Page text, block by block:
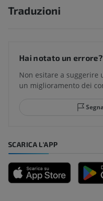
Traduzioni
Hai notato un errore?
Non esitare a suggerire
un miglioramento dei
SCARICA L'APP